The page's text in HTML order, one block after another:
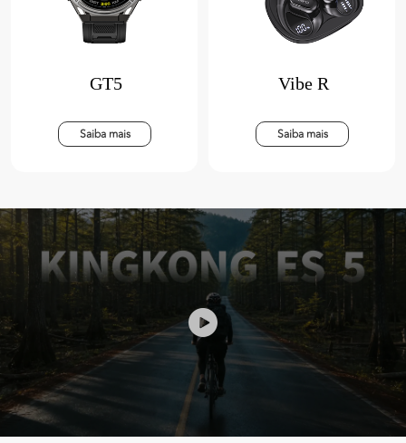
GT5
Saiba mais
Vibe R
Saiba mais